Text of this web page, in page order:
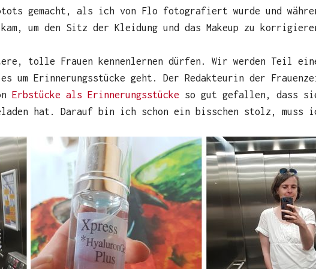
gemacht, als ich von Flo fotografiert wurde und
um den Sitz der Kleidung und das Makeup zu
tolle Frauen kennenlernen dürfen. Wir werden Teil
es um Erinnerungsstücke geht. Der Redakteurin der
Erbstücke als Erinnerungsstücke so gut gefallen, dass sie
hat. Darauf bin ich schon ein bisschen stolz, muss